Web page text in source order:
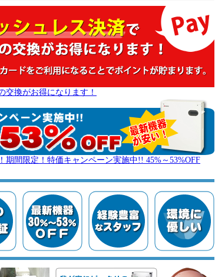
交換がお得になります！
期間限定！特価キャンペーン実施中!! 45%～53%OFF